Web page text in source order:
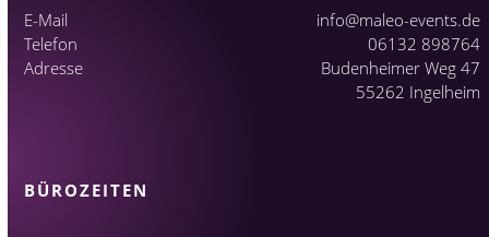
E-Mail
info@maleo-events.de
Telefon
06132 898764
Adresse
Budenheimer Weg 47
55262 Ingelheim
BÜROZEITEN